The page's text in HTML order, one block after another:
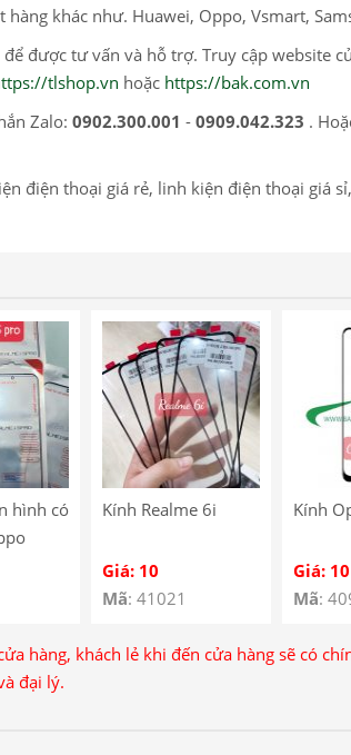
khác như. Huawei, Oppo, Vsmart,
được tư vấn và hỗ trợ. Truy cập website
tlshop.vn hoặc https://bak.com.vn
Zalo: 0902.300.001 - 0909.042.323 .
điện thoại giá rẻ, linh kiện điện thoại giá
hình có
Kính Realme 6i
Giá: 10
Mã: 41021
Kính
Giá: 10
Mã:
hàng, khách lẻ khi đến cửa hàng sẽ có
đại lý.